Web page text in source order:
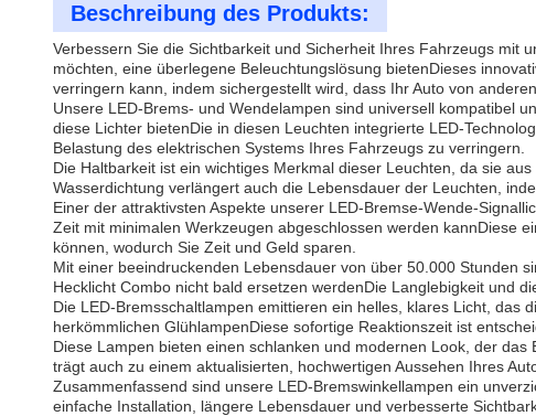
Beschreibung des Produkts:
Verbessern Sie die Sichtbarkeit und Sicherheit Ihres Fahrzeugs mit
möchten, eine überlegene Beleuchtungslösung bietenDieses
verringern kann, indem sichergestellt wird, dass Ihr Auto von
Unsere LED-Brems- und Wendelampen sind universell kompatibel
diese Lichter bietenDie in diesen Leuchten integrierte LED-
Belastung des elektrischen Systems Ihres Fahrzeugs zu verringern.
Die Haltbarkeit ist ein wichtiges Merkmal dieser Leuchten, da sie
Wasserdichtung verlängert auch die Lebensdauer der Leuchten,
Einer der attraktivsten Aspekte unserer LED-Bremse-Wende-
Zeit mit minimalen Werkzeugen abgeschlossen werden kannDiese
können, wodurch Sie Zeit und Geld sparen.
Mit einer beeindruckenden Lebensdauer von über 50.000 Stunden
Hecklicht Combo nicht bald ersetzen werdenDie Langlebigkeit und
Die LED-Bremsschaltlampen emittieren ein helles, klares Licht,
herkömmlichen GlühlampenDiese sofortige Reaktionszeit ist
Diese Lampen bieten einen schlanken und modernen Look, der
trägt auch zu einem aktualisierten, hochwertigen Aussehen Ihres
Zusammenfassend sind unsere LED-Bremswinkellampen ein
einfache Installation, längere Lebensdauer und verbesserte